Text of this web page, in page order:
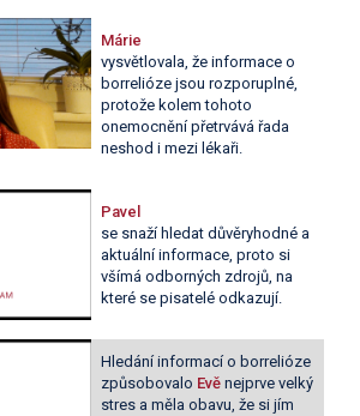
Márie
vysvětlovala, že informace o
borrelióze jsou rozporuplné,
protože kolem tohoto
onemocnění přetrvává řada
neshod i mezi lékaři.
Pavel
se snaží hledat důvěryhodné a
aktuální informace, proto si
všímá odborných zdrojů, na
které se pisatelé odkazují.
Hledání informací o borrelióze
způsobovalo Evě nejprve velký
stres a měla obavu, že si jím